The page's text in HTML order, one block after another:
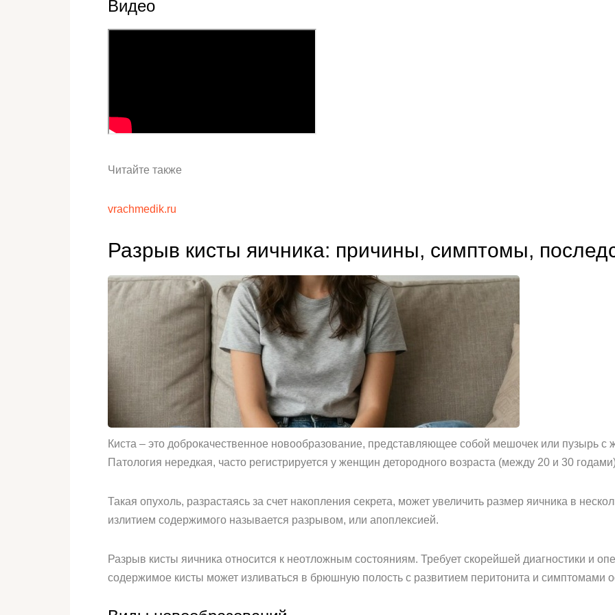
Видео
Читайте также
vrachmedik.ru
Разрыв кисты яичника: причины, симптомы,
Киста – это доброкачественное новообразование, представляющее собой мешочек или пузырь
Патология нередкая, часто регистрируется у женщин детородного возраста (между 20 и 30
Такая опухоль, разрастаясь за счет накопления секрета, может увеличить размер яичника в
излитием содержимого называется разрывом, или апоплексией.
Разрыв кисты яичника относится к неотложным состояниям. Требует скорейшей диагностики и
содержимое кисты может изливаться в брюшную полость с развитием перитонита и симптомами